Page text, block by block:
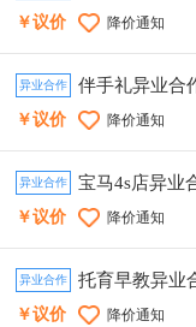
￥议价 降价通知
异业合作 伴手礼异业合
￥议价 降价通知
异业合作 宝马4s店异业
￥议价 降价通知
异业合作 托育早教异业
￥议价 降价通知